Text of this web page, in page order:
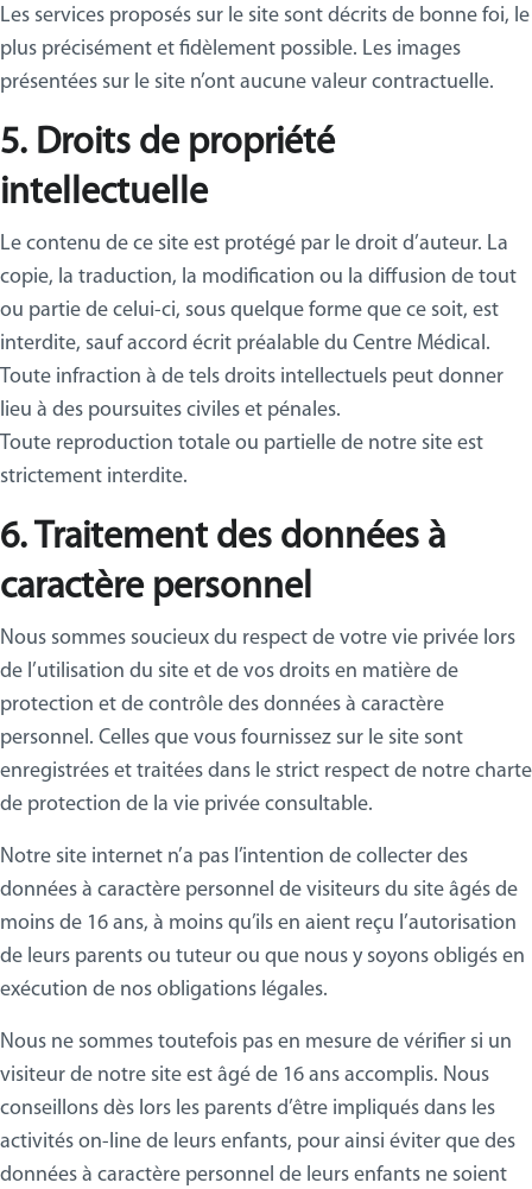
Les services proposés sur le site sont décrits de bonne foi, le
plus précisément et fidèlement possible. Les images
présentées sur le site n’ont aucune valeur contractuelle.
5. Droits de propriété
intellectuelle
Le contenu de ce site est protégé par le droit d’auteur. La
copie, la traduction, la modification ou la diffusion de tout
ou partie de celui-ci, sous quelque forme que ce soit, est
interdite, sauf accord écrit préalable du Centre Médical.
Toute infraction à de tels droits intellectuels peut donner
lieu à des poursuites civiles et pénales.
Toute reproduction totale ou partielle de notre site est
strictement interdite.
6. Traitement des données à
caractère personnel
Nous sommes soucieux du respect de votre vie privée lors
de l’utilisation du site et de vos droits en matière de
protection et de contrôle des données à caractère
personnel. Celles que vous fournissez sur le site sont
enregistrées et traitées dans le strict respect de notre charte
de protection de la vie privée consultable.
Notre site internet n’a pas l’intention de collecter des
données à caractère personnel de visiteurs du site âgés de
moins de 16 ans, à moins qu’ils en aient reçu l’autorisation
de leurs parents ou tuteur ou que nous y soyons obligés en
exécution de nos obligations légales.
Nous ne sommes toutefois pas en mesure de vérifier si un
visiteur de notre site est âgé de 16 ans accomplis. Nous
conseillons dès lors les parents d’être impliqués dans les
activités on-line de leurs enfants, pour ainsi éviter que des
données à caractère personnel de leurs enfants ne soient